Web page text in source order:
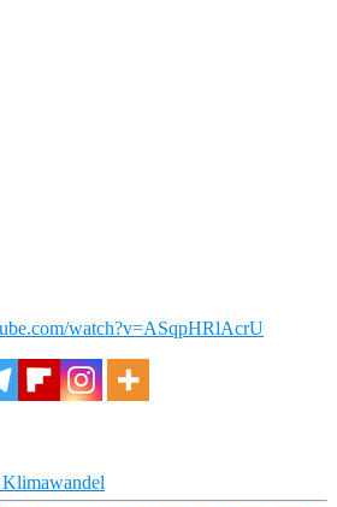
watch?v=ASqpHRlAcrU
Klimawandel